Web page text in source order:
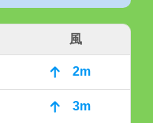
風
2m
3m